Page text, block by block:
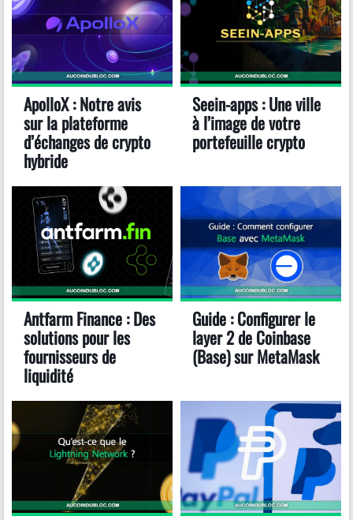
ApolloX : Notre avis
sur la plateforme
d’échanges de crypto
hybride
Seein-apps : Une ville
à l’image de votre
portefeuille crypto
Antfarm Finance : Des
solutions pour les
fournisseurs de
liquidité
Guide : Configurer le
layer 2 de Coinbase
(Base) sur MetaMask